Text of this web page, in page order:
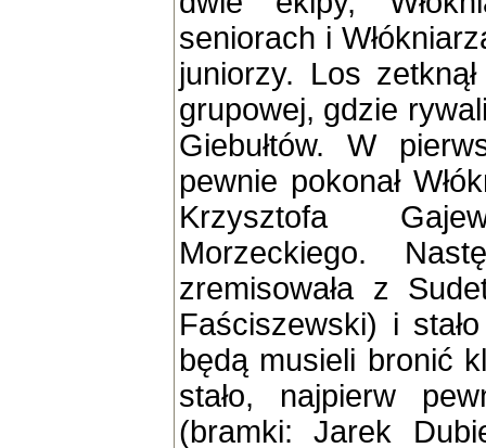
seniorach i
juniorzy. Los
grupowej, gdzie
Giebułtów. W
pewnie pokonał
Krzysztofa
Morzeckiego.
zremisowała z
Faściszewski) i
będą musieli bronić
stało, najpierw
(bramki: Jarek